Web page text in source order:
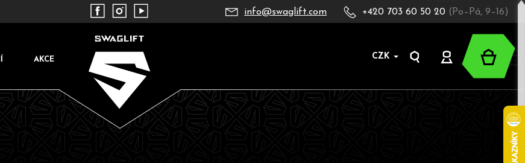
info@swaglift.com +420 703 60 50 20 (Po–Pá, 9–16)
AKCE CZK
Hledat
Přihlášení
košík